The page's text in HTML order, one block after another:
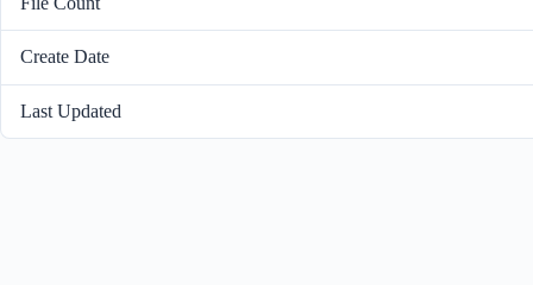
Create Date
Last Updated